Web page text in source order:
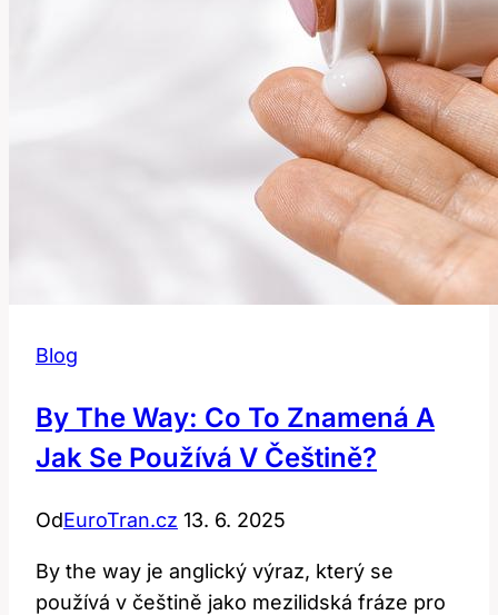
Blog
By The Way: Co To Znamená A
Jak Se Používá V Češtině?
OdEuroTran.cz 13. 6. 2025
By the way je anglický výraz, který se
používá v češtině jako mezilidská fráze pro